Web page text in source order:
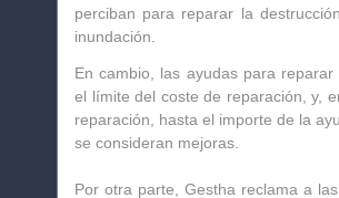
perciban para reparar la
inundación.
En cambio, las ayudas para
el límite del coste de reparación, y,
reparación, hasta el importe de la
se consideran mejoras.
Por otra parte, Gestha reclama a